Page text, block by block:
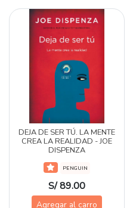
DEJA DE SER TÚ. LA MENTE
CREA LA REALIDAD - JOE
DISPENZA
PENGUIN
S/ 89.00
Agregar al carro